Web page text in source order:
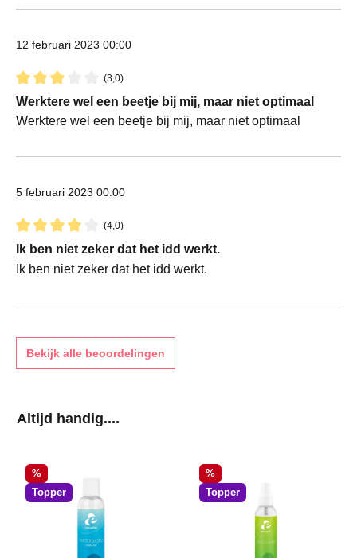
12 februari 2023 00:00
(3,0)
Recensie met een waardering van 3 van de 5 sterren
Werktere wel een beetje bij mij, maar niet optimaal
Werktere wel een beetje bij mij, maar niet optimaal
5 februari 2023 00:00
(4,0)
Recensie met een waardering van 4 van de 5 sterren
Ik ben niet zeker dat het idd werkt.
Ik ben niet zeker dat het idd werkt.
Bekijk alle beoordelingen
Productgalerij overslaan
Altijd handig....
Korting
%
Topper
Korting
%
Topper